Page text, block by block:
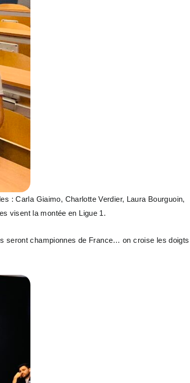
: Carla Giaimo, Charlotte Verdier, Laura Bourguoin,
visent la montée en Ligue 1.
seront championnes de France… on croise les doigts